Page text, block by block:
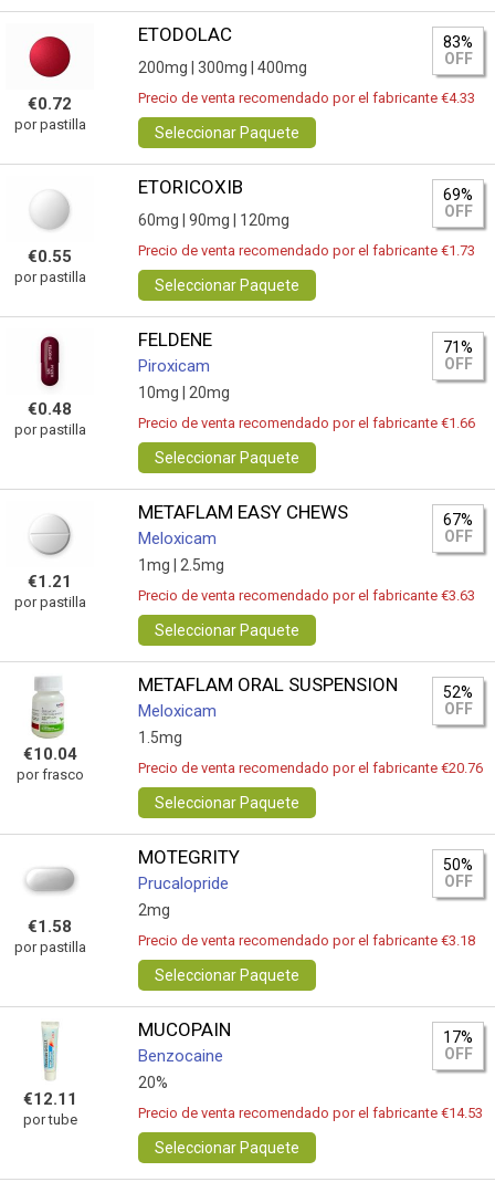
€0.72
por pastilla
ETODOLAC
200mg | 300mg | 400mg
83%
OFF
Precio de venta recomendado por el fabricante €4.33
Seleccionar Paquete
€0.55
por pastilla
ETORICOXIB
60mg | 90mg | 120mg
69%
OFF
Precio de venta recomendado por el fabricante €1.73
Seleccionar Paquete
€0.48
por pastilla
FELDENE
Piroxicam
10mg | 20mg
71%
OFF
Precio de venta recomendado por el fabricante €1.66
Seleccionar Paquete
€1.21
por pastilla
METAFLAM EASY CHEWS
Meloxicam
1mg | 2.5mg
67%
OFF
Precio de venta recomendado por el fabricante €3.63
Seleccionar Paquete
€10.04
por frasco
METAFLAM ORAL SUSPENSION
Meloxicam
1.5mg
52%
OFF
Precio de venta recomendado por el fabricante €20.76
Seleccionar Paquete
€1.58
por pastilla
MOTEGRITY
Prucalopride
2mg
50%
OFF
Precio de venta recomendado por el fabricante €3.18
Seleccionar Paquete
€12.11
por tube
MUCOPAIN
Benzocaine
20%
17%
OFF
Precio de venta recomendado por el fabricante €14.53
Seleccionar Paquete